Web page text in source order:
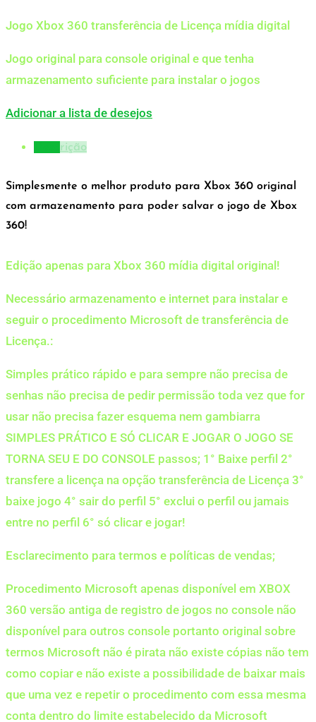
Jogo Xbox 360 transferência de Licença mídia digital
Jogo original para console original e que tenha
armazenamento suficiente para instalar o jogos
Adicionar a lista de desejos
Descrição
Simplesmente o melhor produto para Xbox 360 original
com armazenamento para poder salvar o jogo de Xbox
360!
Edição apenas para Xbox 360 mídia digital original!
Necessário armazenamento e internet para instalar e
seguir o procedimento Microsoft de transferência de
Licença.:
Simples prático rápido e para sempre não precisa de
senhas não precisa de pedir permissão toda vez que for
usar não precisa fazer esquema nem gambiarra
SIMPLES PRÁTICO E SÓ CLICAR E JOGAR O JOGO SE
TORNA SEU E DO CONSOLE passos; 1° Baixe perfil 2°
transfere a licença na opção transferência de Licença 3°
baixe jogo 4° sair do perfil 5° exclui o perfil ou jamais
entre no perfil 6° só clicar e jogar!
Esclarecimento para termos e políticas de vendas;
Procedimento Microsoft apenas disponível em XBOX
360 versão antiga de registro de jogos no console não
disponível para outros console portanto original sobre
termos Microsoft não é pirata não existe cópias não tem
como copiar e não existe a possibilidade de baixar mais
que uma vez e repetir o procedimento com essa mesma
conta dentro do limite estabelecido da Microsoft